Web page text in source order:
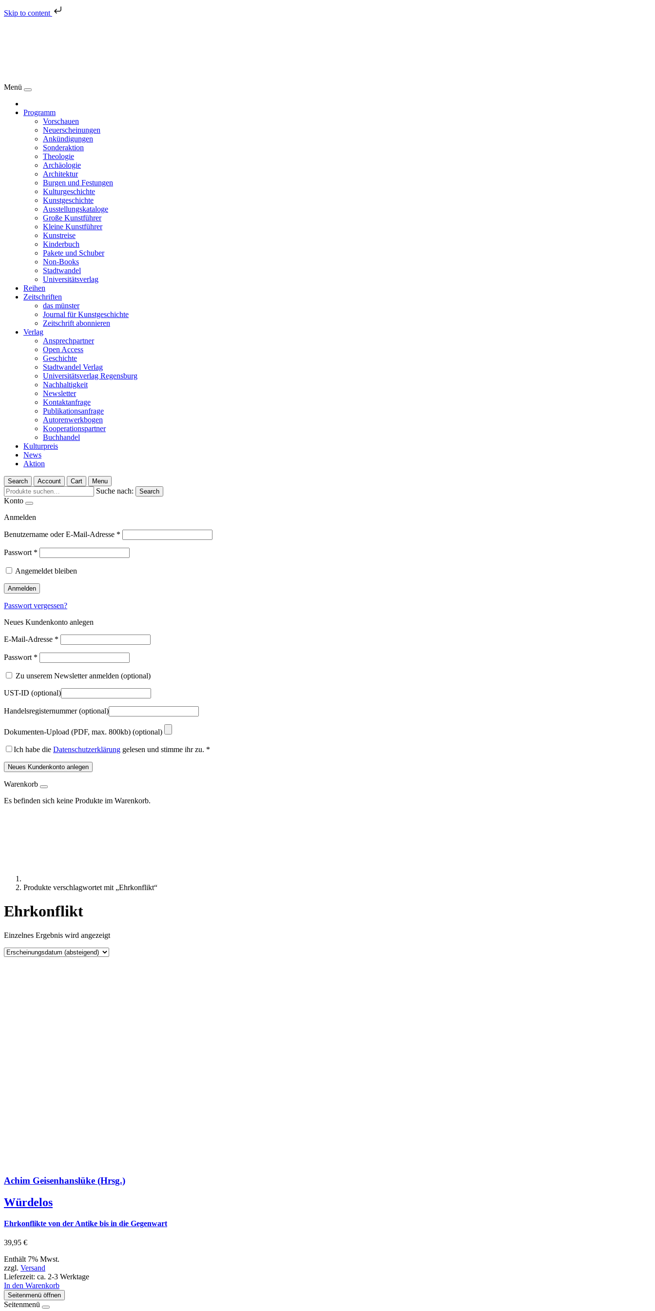
Skip to content
Menü
Programm
Vorschauen
Neuerscheinungen
Ankündigungen
Sonderaktion
Theologie
Archäologie
Architektur
Burgen und Festungen
Kulturgeschichte
Kunstgeschichte
Ausstellungskataloge
Große Kunstführer
Kleine Kunstführer
Kunstreise
Kinderbuch
Pakete und Schuber
Non-Books
Stadtwandel
Universitätsverlag
Reihen
Zeitschriften
das münster
Journal für Kunstgeschichte
Zeitschrift abonnieren
Verlag
Ansprechpartner
Open Access
Geschichte
Stadtwandel Verlag
Universitätsverlag Regensburg
Nachhaltigkeit
Newsletter
Kontaktanfrage
Publikationsanfrage
Autorenwerkbogen
Kooperationspartner
Buchhandel
Kulturpreis
News
Aktion
Search Account Cart Menu
Suche nach: Search
Konto
Anmelden
Benutzername oder E-Mail-Adresse *
Passwort *
Angemeldet bleiben
Anmelden
Passwort vergessen?
Neues Kundenkonto anlegen
E-Mail-Adresse *
Passwort *
Zu unserem Newsletter anmelden (optional)
UST-ID (optional)
Handelsregisternummer(optional)
Dokumenten-Upload (PDF, max. 800kb) (optional)
Ich habe die Datenschutzerklärung gelesen und stimme ihr zu. *
Neues Kundenkonto anlegen
Warenkorb
Es befinden sich keine Produkte im Warenkorb.
Produkte verschlagwortet mit „Ehrkonflikt“
Ehrkonflikt
Einzelnes Ergebnis wird angezeigt
Achim Geisenhanslüke (Hrsg.)
Würdelos
Ehrkonflikte von der Antike bis in die Gegenwart
39,95 €
Enthält 7% Mwst.
zzgl. Versand
Lieferzeit: ca. 2-3 Werktage
In den Warenkorb
Seitenmenü öffnen
Seitenmenü